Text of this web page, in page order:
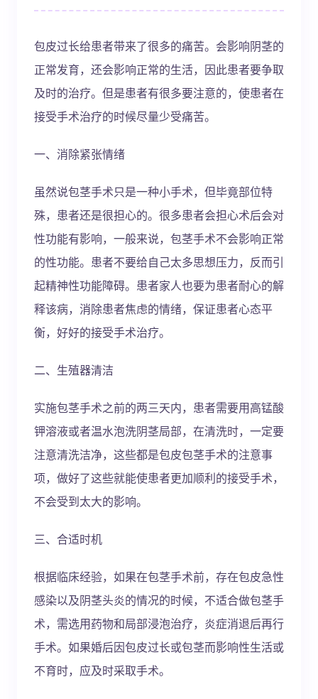
包皮过长给患者带来了很多的痛苦。会影响阴茎的
正常发育，还会影响正常的生活，因此患者要争取
及时的治疗。但是患者有很多要注意的，使患者在
接受手术治疗的时候尽量少受痛苦。
一、消除紧张情绪
虽然说包茎手术只是一种小手术，但毕竟部位特
殊，患者还是很担心的。很多患者会担心术后会对
性功能有影响，一般来说，包茎手术不会影响正常
的性功能。患者不要给自己太多思想压力，反而引
起精神性功能障碍。患者家人也要为患者耐心的解
释该病，消除患者焦虑的情绪，保证患者心态平
衡，好好的接受手术治疗。
二、生殖器清洁
实施包茎手术之前的两三天内，患者需要用高锰酸
钾溶液或者温水泡洗阴茎局部，在清洗时，一定要
注意清洗洁净，这些都是包皮包茎手术的注意事
项，做好了这些就能使患者更加顺利的接受手术，
不会受到太大的影响。
三、合适时机
根据临床经验，如果在包茎手术前，存在包皮急性
感染以及阴茎头炎的情况的时候，不适合做包茎手
术，需选用药物和局部浸泡治疗，炎症消退后再行
手术。如果婚后因包皮过长或包茎而影响性生活或
不育时，应及时采取手术。